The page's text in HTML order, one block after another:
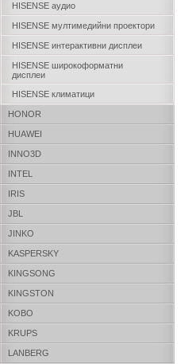
HISENSE аудио
HISENSE мултимедийни проектори
HISENSE интерактивни дисплеи
HISENSE широкоформатни
дисплеи
HISENSE климатици
HONOR
HUAWEI
INNO3D
INTEL
IRIS
JBL
JINKO
KASPERSKY
KINGSONG
KINGSTON
KOBO
KRUPS
LANBERG